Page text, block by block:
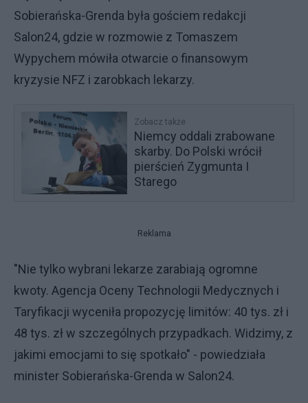
Sobierańska-Grenda była gościem redakcji
Salon24, gdzie w rozmowie z Tomaszem
Wypychem mówiła otwarcie o finansowym
kryzysie NFZ i zarobkach lekarzy.
Zobacz także
Niemcy oddali zrabowane
skarby. Do Polski wrócił
pierścień Zygmunta I
Starego
Reklama
"Nie tylko wybrani lekarze zarabiają ogromne
kwoty. Agencja Oceny Technologii Medycznych i
Taryfikacji wyceniła propozycję limitów: 40 tys. zł i
48 tys. zł w szczególnych przypadkach. Widzimy, z
jakimi emocjami to się spotkało" - powiedziała
minister Sobierańska-Grenda w Salon24.